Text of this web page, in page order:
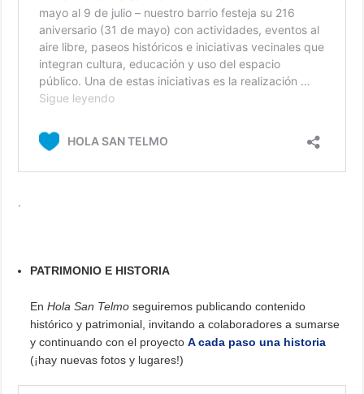
PATRIMONIO E HISTORIA
EnHola San Telmo seguiremos publicando contenido
histórico y patrimonial, invitando a colaboradores a sumarse
y continuando con el proyectoA cada paso una historia
(¡hay nuevas fotos y lugares!)